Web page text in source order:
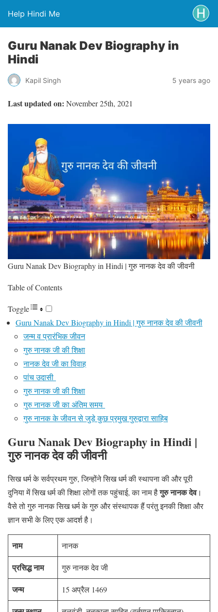
Help Hindi Me
Guru Nanak Dev Biography in
Hindi
Kapil Singh 5 years ago
Last updated on: November 25th, 2021
Guru Nanak Dev Biography in Hindi | गुरु नानक देव की जीवनी
Table of Contents
Toggle
Guru Nanak Dev Biography in Hindi | गुरु नानक देव की जीवनी
जन्म व प्रारंभिक जीवन
गुरु नानक जी की शिक्षा
नानक देव जी का विवाह
पांच उदासी
गुरु नानक जी की शिक्षा
गुरु नानक जी का अंतिम समय
गुरु नानक के जीवन से जुड़े कुछ प्रमुख गुरुद्वारा साहिब
Guru Nanak Dev Biography in Hindi |
गुरु नानक देव की जीवनी
सिख धर्म के सर्वप्रथम गुरु, जिन्होंने सिख धर्म की स्थापना की और पूरी
दुनिया में सिख धर्म की शिक्षा लोगों तक पहुंचाई, का नाम हैगुरु नानक देव।
वैसे तो गुरु नानक सिख धर्म के गुरु और संस्थापक हैं परंतु इनकी शिक्षा और
ज्ञान सभी के लिए एक आदर्श है।
नाम नानक
प्रसिद्ध नाम गुरु नानक देव जी
जन्म 15 अप्रैल 1469